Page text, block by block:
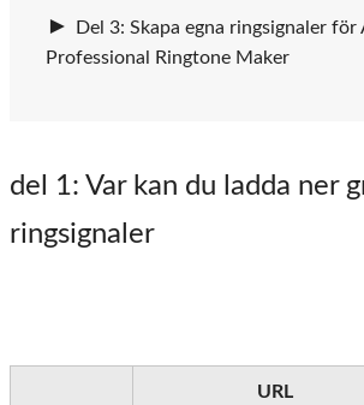
Del 3: Skapa egna ringsignaler för
Professional Ringtone Maker
del 1: Var kan du ladda ner
ringsignaler
URL